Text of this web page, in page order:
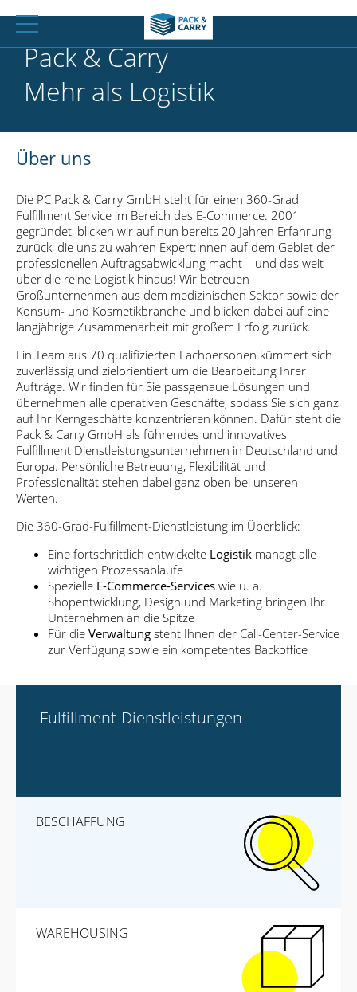
Pack & Carry
Mehr als Logistik
Über uns
Die PC Pack & Carry GmbH steht für einen 360-Grad
Fulfillment Service im Bereich des E-Commerce. 2001
gegründet, blicken wir auf nun bereits 20 Jahren Erfahrung
zurück, die uns zu wahren Expert:innen auf dem Gebiet der
professionellen Auftragsabwicklung macht – und das weit
über die reine Logistik hinaus! Wir betreuen
Großunternehmen aus dem medizinischen Sektor sowie der
Konsum- und Kosmetikbranche und blicken dabei auf eine
langjährige Zusammenarbeit mit großem Erfolg zurück.
Ein Team aus 70 qualifizierten Fachpersonen kümmert sich
zuverlässig und zielorientiert um die Bearbeitung Ihrer
Aufträge. Wir finden für Sie passgenaue Lösungen und
übernehmen alle operativen Geschäfte, sodass Sie sich ganz
auf Ihr Kerngeschäfte konzentrieren können. Dafür steht die
Pack & Carry GmbH als führendes und innovatives
Fulfillment Dienstleistungsunternehmen in Deutschland und
Europa. Persönliche Betreuung, Flexibilität und
Professionalität stehen dabei ganz oben bei unseren
Werten.
Die 360-Grad-Fulfillment-Dienstleistung im Überblick:
Eine fortschrittlich entwickelte Logistik managt alle
wichtigen Prozessabläufe
Spezielle E-Commerce-Services wie u. a.
Shopentwicklung, Design und Marketing bringen Ihr
Unternehmen an die Spitze
Für die Verwaltung steht Ihnen der Call-Center-Service
zur Verfügung sowie ein kompetentes Backoffice
Fulfillment-Dienstleistungen
BESCHAFFUNG
WAREHOUSING